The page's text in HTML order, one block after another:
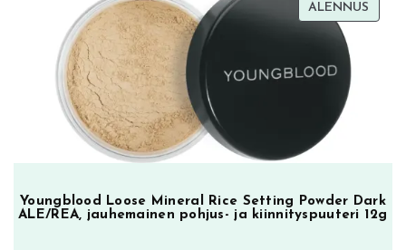
33,90€
ALENNUS
Youngblood Loose Mineral Rice Setting Powder Dark
ALE/REA, jauhemainen pohjus- ja kiinnityspuuteri 12g